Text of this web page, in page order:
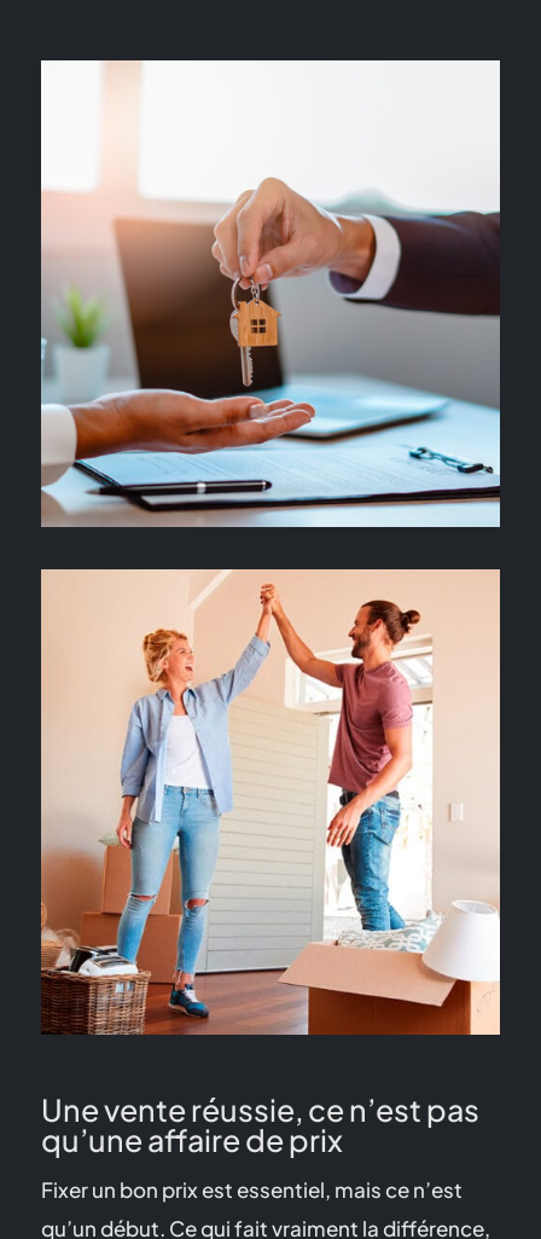
Une vente réussie, ce n’est pas
qu’une affaire de prix
Fixer un bon prix est essentiel, mais ce n’est
qu’un début. Ce qui fait vraiment la différence,